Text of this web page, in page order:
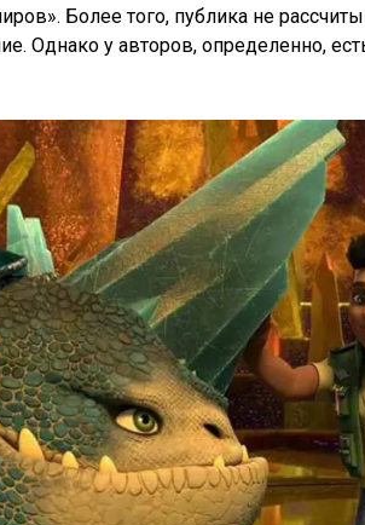
Более того, публика не
Однако у авторов, определенно,